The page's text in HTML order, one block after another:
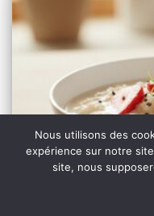
Nous utilisons des
expérience sur notre
site, nous